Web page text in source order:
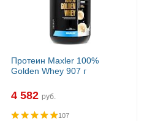
Протеин Maxler 100%
Golden Whey 907 г
4 582 руб.
107